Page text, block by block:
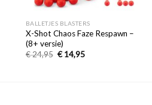
BALLETJES BLASTERS
X-Shot Chaos Faze Respawn –
(8+ versie)
€24,95 €14,95